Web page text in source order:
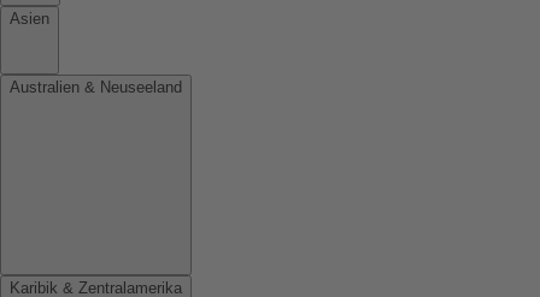
Asien
Australien & Neuseeland
Karibik & Zentralamerika